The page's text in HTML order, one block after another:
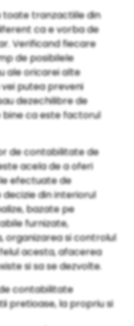
toate tranzactiile din
ca e vorba de
Verificand fiecare
de posibilele
ale oricarei alte
putea preveni
dezechilibre de
ca este factorul
de contabilitate de
acela de a oferi
efectuate de
din interiorul
bazate pe
furnizate,
organizarea si controlul
acesta, afacerea
si sa se dezvolte.
contabilitate
pretioase, la propriu si